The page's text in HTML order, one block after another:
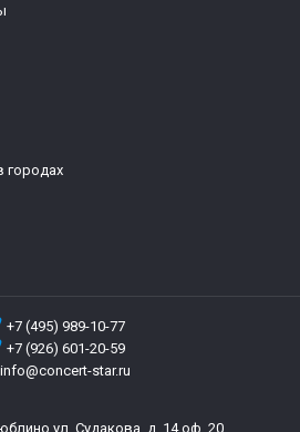
городах
+7 (495) 989-10-77
+7 (926) 601-20-59
info@concert-star.ru
ул. Судакова, д. 14 оф. 20,